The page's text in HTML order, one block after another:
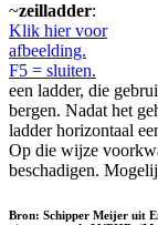
~zeilladder:
Klik hier voor
afbeelding.
F5 = sluiten.
een ladder, die
bergen. Nadat het
ladder horizontaal
Op die wijze
beschadigen.
Bron: Schipper Meijer uit